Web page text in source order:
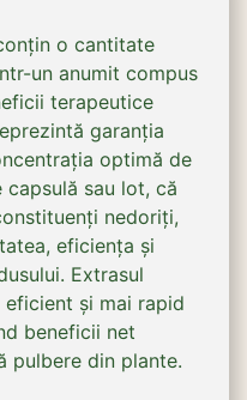
o cantitate
un anumit compus
terapeutice
garanția
optimă de
sau lot, că
nedoriți,
eficiența și
Extrasul
și mai rapid
beneficii net
pulbere din plante.